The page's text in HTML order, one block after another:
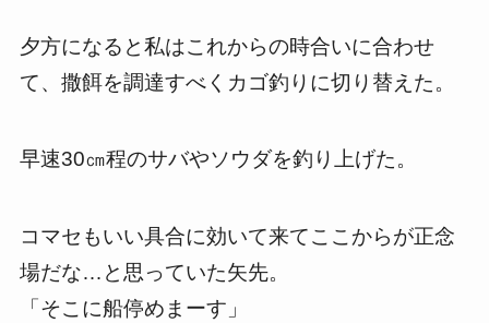
夕方になると私はこれからの時合いに合わせ
て、撒餌を調達すべくカゴ釣りに切り替えた。
早速30㎝程のサバやソウダを釣り上げた。
コマセもいい具合に効いて来てここからが正念
場だな…と思っていた矢先。
「そこに船停めまーす」